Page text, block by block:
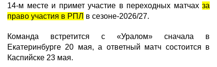
14-м месте и примет участие в переходных матчах за
право участия в РПЛ в сезоне-2026/27.
Команда встретится с «Уралом» сначала в
Екатеринбурге 20 мая, а ответный матч состоится в
Каспийске 23 мая.